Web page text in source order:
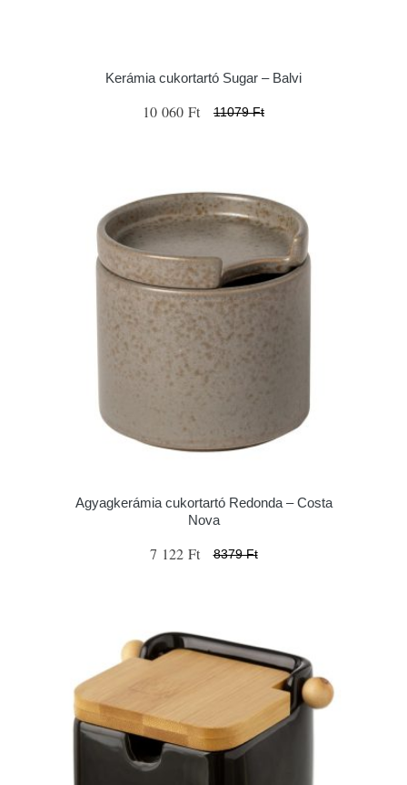
Kerámia cukortartó Sugar – Balvi
10 060 Ft 11079 Ft
Agyagkerámia cukortartó Redonda – Costa
Nova
7 122 Ft 8379 Ft